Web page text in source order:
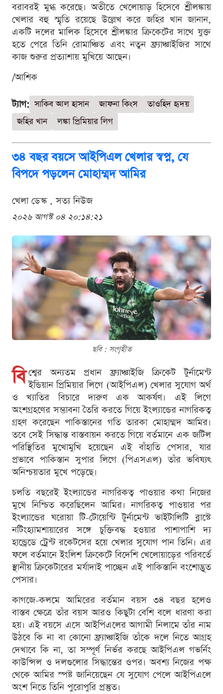
বরাবরই মুগ্ধ করেছে। অতীতে খেলোয়াড় হিসেবে শ্রীলঙ্কায়
খেলার বহু স্মৃতি রয়েছে উল্লেখ করে জহির খান জানান,
একটি দলের মালিক হিসেবে শ্রীলঙ্কার ক্রিকেটের সাথে যুক্ত
হতে পেরে তিনি রোমাঞ্চিত এবং নতুন ফ্র্যাঞ্চাইজির সাথে
কাজ শুরুর প্রত্যাশায় মুখিয়ে আছেন।
/আশিক
ট্যাগ: সাকিব আল হাসান জাফনা কিংস
তাওহিদ হৃদয়
জহির খান
লঙ্কা প্রিমিয়ার লিগ
৩৪ বছর বয়সে আইপিএল খেলার স্বপ্ন, যে
বিপদে পড়লেন মোহাম্মদ আমির
খেলা ডেস্ক . সত্য নিউজ
২০২৬ আগস্ট ০৪ ২০:১৪:২১
ছবি : সংগৃহীত
বি শ্বের অন্যতম প্রধান ফ্র্যাঞ্চাইজি ক্রিকেট টুর্নামেন্ট
ইন্ডিয়ান প্রিমিয়ার লিগে (আইপিএল) খেলার সুযোগ অর্থ
ও খ্যাতির বিচারে দারুণ এক আকর্ষণ। এই লিগে
অংশগ্রহণের সম্ভাবনা তৈরি করতে গিয়ে ইংল্যান্ডের নাগরিকত্ব
গ্রহণ করেছেন পাকিস্তানের গতি তারকা মোহাম্মদ আমির।
তবে সেই সিদ্ধান্ত বাস্তবায়ন করতে গিয়ে বর্তমানে এক জটিল
পরিস্থিতির মুখোমুখি হয়েছেন এই বাঁহাতি পেসার, যার
প্রভাবে পাকিস্তান সুপার লিগে (পিএসএল) তাঁর ভবিষ্যৎ
অনিশ্চয়তার মুখে পড়েছে।
চলতি বছরেই ইংল্যান্ডের নাগরিকত্ব পাওয়ার কথা নিজের
মুখে নিশ্চিত করেছিলেন আমির। নাগরিকত্ব পাওয়ার পর
ইংল্যান্ডের ঘরোয়া টি-টোয়েন্টি টুর্নামেন্ট ভাইটালিটি ব্লাস্টে
নটিংহ্যামশায়ারের সঙ্গে চুক্তিবদ্ধ হওয়ার পাশাপাশি দ্য
হান্ড্রেডে ট্রেন্ট রকেটসের হয়ে খেলার সুযোগ পান তিনি। এর
ফলে বর্তমানে ইংলিশ ক্রিকেটে বিদেশি খেলোয়াড়ের পরিবর্তে
স্থানীয় ক্রিকেটারের মর্যাদাই পাচ্ছেন এই পাকিস্তানি বংশোদ্ভূত
পেসার।
কাগজে-কলমে আমিরের বর্তমান বয়স ৩৪ বছর হলেও
বাস্তব ক্ষেত্রে তাঁর বয়স আরও কিছুটা বেশি বলে ধারণা করা
হয়। এই বয়সে এসে আইপিএলের আগামী নিলামে তাঁর নাম
উঠবে কি না বা কোনো ফ্র্যাঞ্চাইজি তাঁকে দলে নিতে আগ্রহ
দেখাবে কি না, তা সম্পূর্ণ নির্ভর করছে আইপিএল গভর্নিং
কাউন্সিল ও দলগুলোর সিদ্ধান্তের ওপর। অবশ্য নিজের পক্ষ
থেকে আমির স্পষ্ট জানিয়েছেন যে সুযোগ পেলে আইপিএলে
অংশ নিতে তিনি পুরোপুরি প্রস্তুত।